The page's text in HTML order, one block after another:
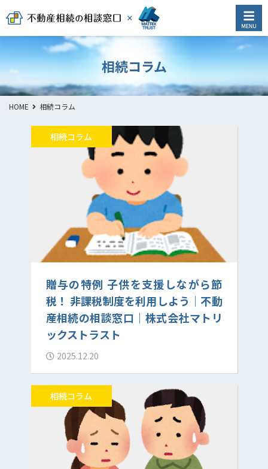
相続コラム
HOME 相続コラム
贈与の特例 子供を支援しながら節
税！ 非課税制度を利用しよう｜不動
産相続の相談窓口｜株式会社マトリ
ックストラスト
2025.12.20
相続コラム
相続コラム